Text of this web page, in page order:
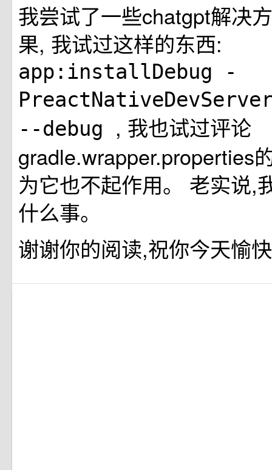
我尝试了一些chatgpt解决
果, 我试过这样的东西:
app:installDebug -
--debug , 我也试过评论
gradle.wrapper.properties
为它也不起作用。 老实说,
什么事。
谢谢你的阅读,祝你今天愉